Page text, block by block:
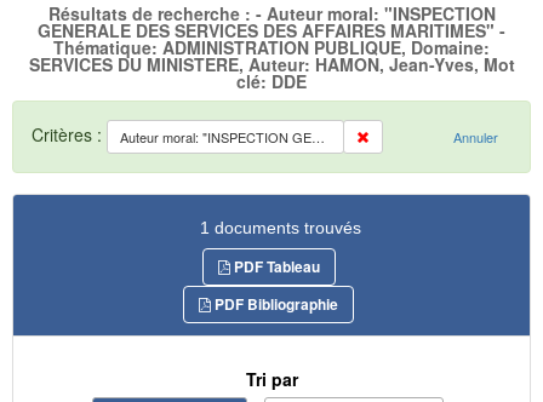
Résultats de recherche : - Auteur moral: "INSPECTION
GENERALE DES SERVICES DES AFFAIRES MARITIMES" -
Thématique: ADMINISTRATION PUBLIQUE, Domaine:
SERVICES DU MINISTERE, Auteur: HAMON, Jean-Yves, Mot
clé: DDE
Critères : Auteur moral: "INSPECTION GENERALE DES SERVICES DES AFFAIRES MARITIMES" Annuler
1 documents trouvés
PDF Tableau
PDF Bibliographie
Tri par